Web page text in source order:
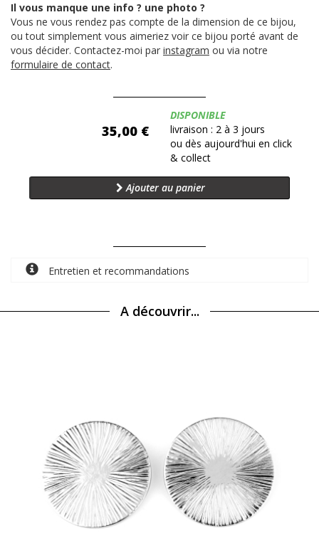
Il vous manque une info ? une photo ?
Vous ne vous rendez pas compte de la dimension de ce bijou,
ou tout simplement vous aimeriez voir ce bijou porté avant de
vous décider. Contactez-moi par instagram ou via notre
formulaire de contact.
35,00 €
Disponibilité:
DISPONIBLE
livraison : 2 à 3 jours
ou dès aujourd'hui en click
& collect
Ajouter au panier
Entretien et recommandations
A découvrir...